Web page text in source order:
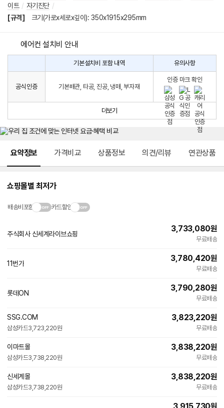
이트 / 자기진단 /
[규격]
크기(가로x세로x깊이): 350x1915x295mm
에어컨 설치비 안내
구
시
생
는
치
에
한
안
나
는
다.
컨
설
기본설치비 포함 내역 유의사항
공식인증 기본배관, 타공, 진공, 냉매, 부자재
인증 마크 확인
더보기
요약정보 가격비교 상품정보 의견/리뷰 연관상품
쇼핑몰별 최저가
배송비포함 카드할인
주식회사 신세계라이브쇼핑
3,733,080원
무료배송
11번가
3,780,420원
무료배송
롯데ON
3,790,280원
무료배송
SSG.COM
삼성카드3,723,220원
3,823,220원
무료배송
이마트몰
삼성카드3,738,220원
3,838,220원
무료배송
신세계몰
삼성카드3,738,220원
3,838,220원
무료배송